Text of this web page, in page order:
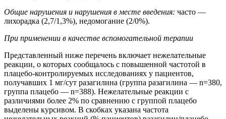
Общие нарушения и нарушения в месте введения: часто —
лихорадка (2,7/1,3%), недомогание (2/0%).
При применении в качестве вспомогательной терапии
Представленный ниже перечень включает нежелательные
реакции, о которых сообщалось с повышенной частотой в
плацебо-контролируемых исследованиях у пациентов,
получавших 1 мг/сут разагилина (группа разагилина — n=380,
группа плацебо — n=388). Нежелательные реакции с
различиями более 2% по сравнению с группой плацебо
выделены курсивом. В скобках указана частота